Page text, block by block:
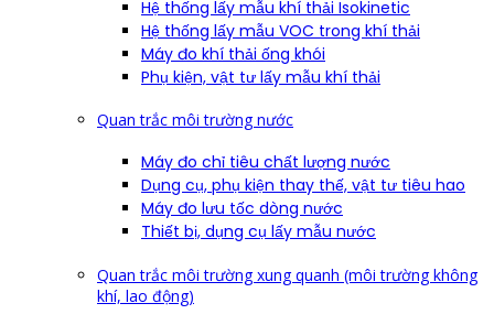
Hệ thống lấy mẫu khí thải Isokinetic
Hệ thống lấy mẫu VOC trong khí thải
Máy đo khí thải ống khói
Phụ kiện, vật tư lấy mẫu khí thải
Quan trắc môi trường nước
Máy đo chỉ tiêu chất lượng nước
Dụng cụ, phụ kiện thay thế, vật tư tiêu hao
Máy đo lưu tốc dòng nước
Thiết bị, dụng cụ lấy mẫu nước
Quan trắc môi trường xung quanh (môi trường không
khí, lao động)